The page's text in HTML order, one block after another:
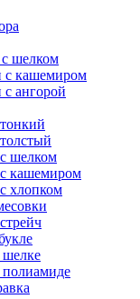
шелком
с кашемиром
ангорой
шелком
кашемиром
хлопком